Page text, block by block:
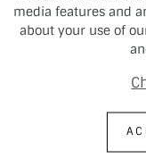
media features and
about your use of